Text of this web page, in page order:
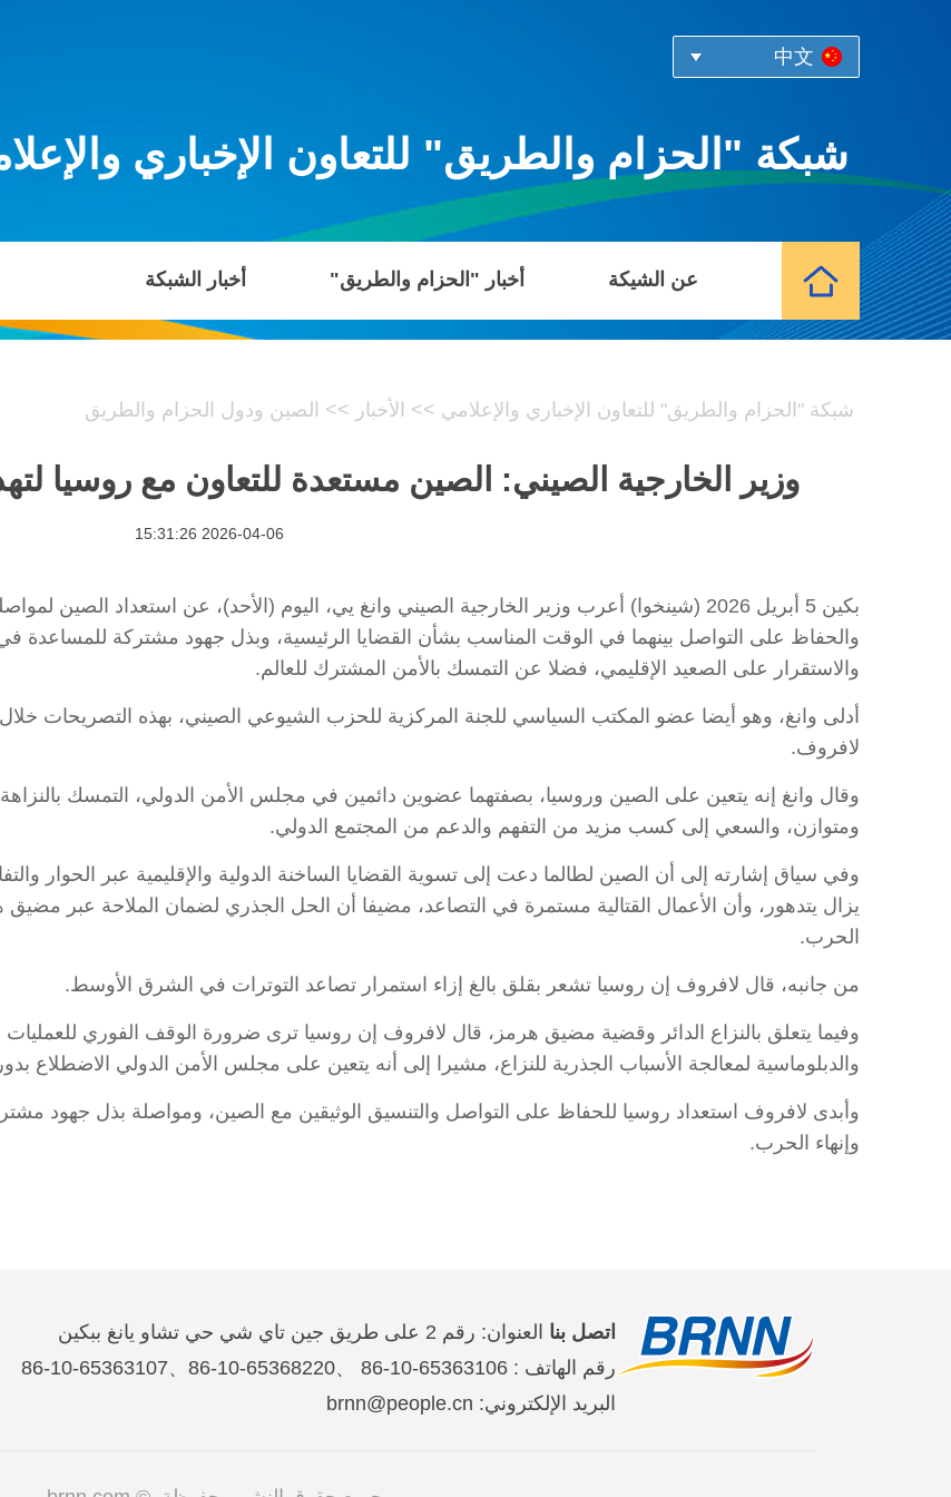
中文
شبكة "الحزام والطريق" للتعاون الإخباري
عن الشيكة أخبار "الحزام والطريق" أخبار الشبكة
شبكة "الحزام والطريق" للتعاون الإخباري والإعلامي >> الأخبار >> الصين ودول الحزام والطريق
وزير الخارجية الصيني: الصين مستعدة للتعاون مع روسيا
2026-04-06 15:31:26
بكين 5 أبريل 2026 (شينخوا) أعرب وزير الخارجية الصيني وانغ يي، اليوم (الأحد)، عن استعداد
والحفاظ على التواصل بينهما في الوقت المناسب بشأن القضايا الرئيسية، وبذل جهود مشتركة للمساعدة
والاستقرار على الصعيد الإقليمي، فضلا عن التمسك بالأمن المشترك للعالم.
أدلى وانغ، وهو أيضا عضو المكتب السياسي للجنة المركزية للحزب الشيوعي الصيني، بهذه التصريحات
لافروف.
وقال وانغ إنه يتعين على الصين وروسيا، بصفتهما عضوين دائمين في مجلس الأمن الدولي، التمسك
ومتوازن، والسعي إلى كسب مزيد من التفهم والدعم من المجتمع الدولي.
وفي سياق إشارته إلى أن الصين لطالما دعت إلى تسوية القضايا الساخنة الدولية والإقليمية عبر الحوار
يزال يتدهور، وأن الأعمال القتالية مستمرة في التصاعد، مضيفا أن الحل الجذري لضمان الملاحة عبر
الحرب.
من جانبه، قال لافروف إن روسيا تشعر بقلق بالغ إزاء استمرار تصاعد التوترات في الشرق الأوسط.
وفيما يتعلق بالنزاع الدائر وقضية مضيق هرمز، قال لافروف إن روسيا ترى ضرورة الوقف الفوري للعمليات
والدبلوماسية لمعالجة الأسباب الجذرية للنزاع، مشيرا إلى أنه يتعين على مجلس الأمن الدولي الاضطلاع
وأبدى لافروف استعداد روسيا للحفاظ على التواصل والتنسيق الوثيقين مع الصين، ومواصلة بذل جهود
وإنهاء الحرب.
اتصل بنا العنوان: رقم 2 على طريق جين تاي شي حي تشاو يانغ ببكين
رقم الهاتف : 65363106-10-86 、65368220-10-86、65363107-10-86
البريد الإلكتروني: brnn@people.cn